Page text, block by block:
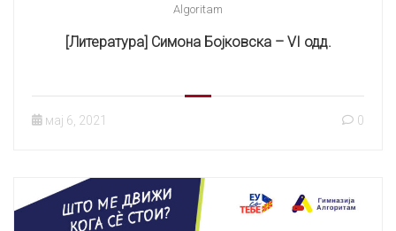
Algoritam
[Литература] Симона Бојковска – VI одд.
мај 6, 2021 0